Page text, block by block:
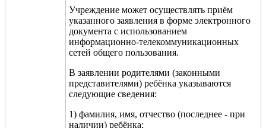
Учреждение может осуществлять приём
указанного заявления в форме электронного
документа с использованием
информационно-телекоммуникационных
сетей общего пользования.
В заявлении родителями (законными
представителями) ребёнка указываются
следующие сведения:
1) фамилия, имя, отчество (последнее - при
наличии) ребёнка;